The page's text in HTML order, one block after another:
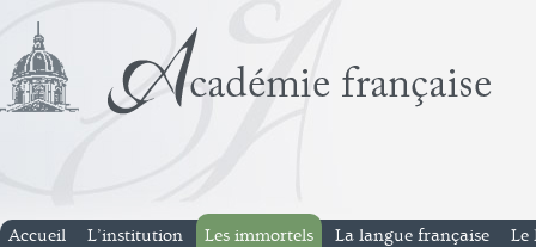
Accueil L’institution Les immortels La langue française Le